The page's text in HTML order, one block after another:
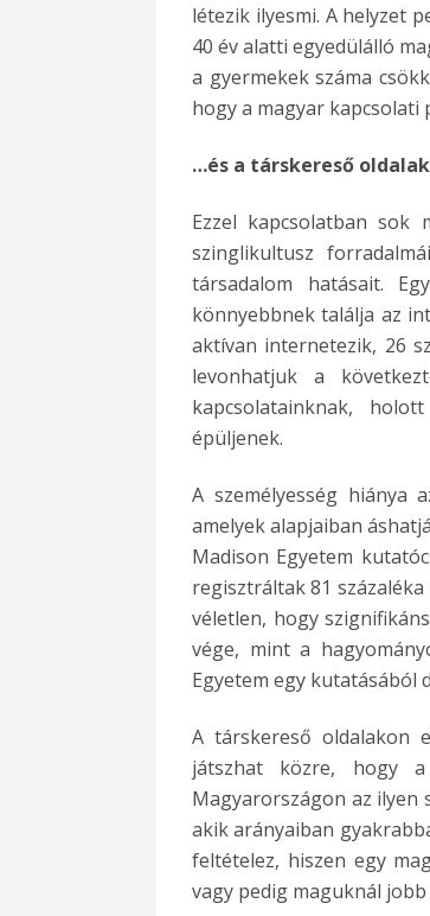
létezik ilyesmi. A helyzet
40 év alatti egyedülálló
a gyermekek száma
hogy a magyar kapcsolati
…és a társkereső
Ezzel kapcsolatban sok
szinglikultusz
társadalom hatásait.
könnyebbnek találja az
aktívan internetezik, 26
levonhatjuk a
kapcsolatainknak,
épüljenek.
A személyesség hiánya
amelyek alapjaiban
Madison Egyetem
regisztráltak 81
véletlen, hogy
vége, mint a
Egyetem egy kutatásából
A társkereső oldalakon
játszhat közre, hogy
Magyarországon az ilyen
akik arányaiban
feltételez, hiszen egy
vagy pedig maguknál